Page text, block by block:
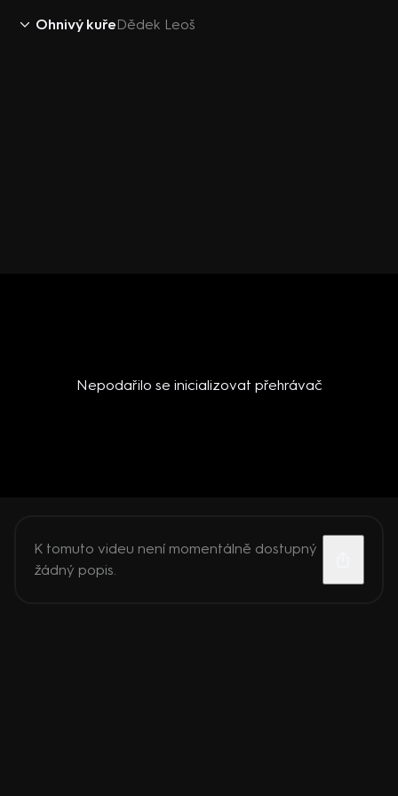
Ohnivý kuřeDědek Leoš
Nepodařilo se inicializovat přehrávač
K tomuto videu není momentálně dostupný
žádný popis.